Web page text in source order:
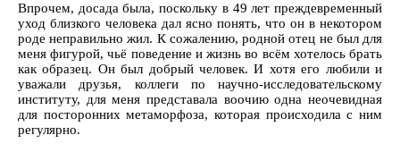
Впрочем, досада была, поскольку в 49 лет преждевременный
уход близкого человека дал ясно понять, что он в некотором
роде неправильно жил. К сожалению, родной отец не был для
меня фигурой, чьё поведение и жизнь во всём хотелось брать
как образец. Он был добрый человек. И хотя его любили и
уважали друзья, коллеги по научно-исследовательскому
институту, для меня представала воочию одна неочевидная
для посторонних метаморфоза, которая происходила с ним
регулярно.